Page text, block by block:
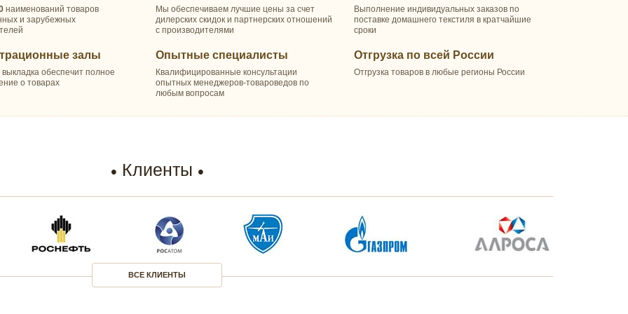
наименований товаров
и зарубежных
залы
обеспечит полное
о товарах
Мы обеспечиваем лучшие цены за счет
дилерских скидок и партнерских отношений
с производителями
Опытные специалисты
Квалифицированные консультации
опытных менеджеров-товароведов по
любым вопросам
Выполнение индивидуальных заказов по
поставке домашнего текстиля в кратчайшие
сроки
Отгрузка по всей России
Отгрузка товаров в любые регионы России
Клиенты
ВСЕ КЛИЕНТЫ